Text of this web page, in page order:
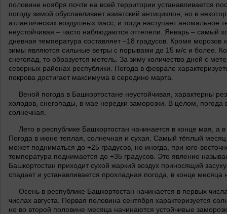
половине ноября почти на всей территории устанавливается
погоду зимой обуславливает азиатский антициклон, но в
атлантических воздушных масс, и тогда наступает аномальное
неустойчивая – часто наблюдаются оттепели. Январь – самый
дневная температура составляет –18 градусов. Кроме морозов
зимы являются сильные ветры с порывами до 15 м/с и более.
снегопад, то образуется метель. За зиму количество дней с
северных районах республики. Погода в феврале
покрова достигает максимума в середине марта.
Веной погода в Башкортостане неустойчивая, характерны
холодов, снегопады, в мае нередки заморозки. В целом,
солнечная.
Лето в республике Башкортостан начинается в конце мая, а
Погода в июне теплая, солнечная и сухая. Самый тёплый
может подниматься до +25 градусов, но иногда, при юго-
температура поднимается до +35 градусов. Это явление
Башкортостан приходит сухой жаркий воздух приносящий
спадает и устанавливается прохладная погода, в конце
Осень в республике Башкортостан начинается в первых
числах августа. Первая половина сентября характеризуется
но во второй половине месяца начинаются устойчивые